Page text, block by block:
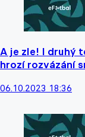
A je zle! I druhý
hrozí rozvázání
06.10.2023 18:36